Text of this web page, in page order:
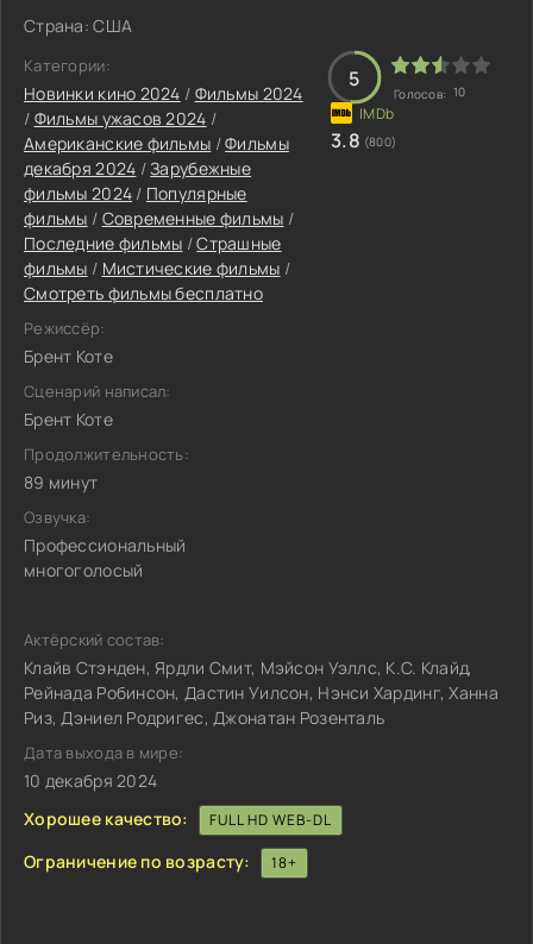
Страна: США
Категории:
Новинки кино 2024 / Фильмы 2024
/ Фильмы ужасов 2024 /
Американские фильмы /Фильмы
декабря 2024 /Зарубежные
фильмы 2024 / Популярные
фильмы / Современные фильмы /
Последние фильмы /Страшные
фильмы / Мистические фильмы /
Смотреть фильмы бесплатно
Режиссёр:
Брент Коте
Сценарий написал:
Брент Коте
Продолжительность:
89 минут
Озвучка:
Профессиональный
многоголосый
5
Голосов: 10
3.8 (800)
Актёрский состав:
Клайв Стэнден, Ярдли Смит, Мэйсон Уэллс, К.С. Клайд,
Рейнада Робинсон, Дастин Уилсон, Нэнси Хардинг, Ханна
Риз, Дэниел Родригес, Джонатан Розенталь
Дата выхода в мире:
10 декабря 2024
Хорошее качество:
FULL HD WEB-DL
Ограничение по возрасту: 18+